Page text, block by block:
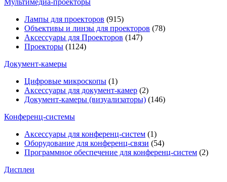
Мультимедиa-проекторы
Лампы для проекторов (915)
Объективы и линзы для проекторов (78)
Аксессуары для Проекторов (147)
Проекторы (1124)
Документ-камеры
Цифровые микроскопы (1)
Аксессуары для документ-камер (2)
Документ-камеры (визуализаторы) (146)
Конференц-системы
Аксессуары для конференц-систем (1)
Оборудование для конференц-связи (54)
Программное обеспечение для конференц-систем (2)
Дисплеи